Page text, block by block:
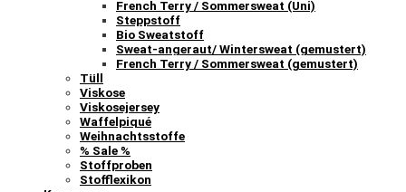
French Terry / Sommersweat (Uni)
Steppstoff
Bio Sweatstoff
Sweat-angeraut/ Wintersweat (gemustert)
French Terry / Sommersweat (gemustert)
Tüll
Viskose
Viskosejersey
Waffelpiqué
Weihnachtsstoffe
% Sale %
Stoffproben
Stofflexikon